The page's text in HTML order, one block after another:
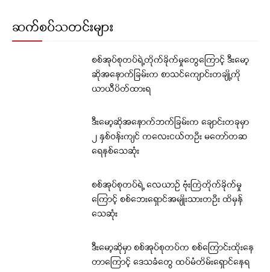
ဆက်စပ်သတင်းများ
စစ်အုပ်စုတပ်ရဲ့တိုက်ခိုက်မှုတွေကြောင့် ဒီးမော့
ဆိုအနောက်ခြမ်းက စာသင်ကျောင်းတချို့ကို
ယာယီပိတ်ထားရ
ဒီးမော့ဆိုအနောက်ဘက်ခြမ်းက ချောင်းတခုမှာ
၂ နှစ်ဝန်းကျင် ကလေးငယ်တဦး မတော်တဆ
ရေနစ်သေဆုံး
စစ်အုပ်စုတပ်ရဲ့ လေယာဉ် ဗုံးကြဲတိုက်ခိုက်မှု
ကြောင့် စစ်ဘေးရှောင်အမျိုးသားတဦး ထိမှန်
သေဆုံး
ဒီးမော့ဆိုမှာ စစ်အုပ်စုတပ်က စစ်ကြောင်းထိုးနေ
တာကြောင့် ဒေသခံတွေ ထပ်မံတိမ်းရှောင်နေရ